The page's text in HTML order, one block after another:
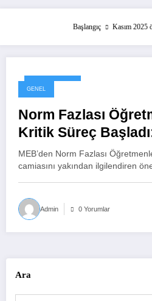
Başlangıç Kasım 2025
6 Kasım 2025
GENEL
Norm Fazlası
Kritik Süreç
Değiştirme Takvimi
MEB’den Norm Fazlası
camiasını yakından ilgilendiren
Admin 0 Yorumlar
Ara